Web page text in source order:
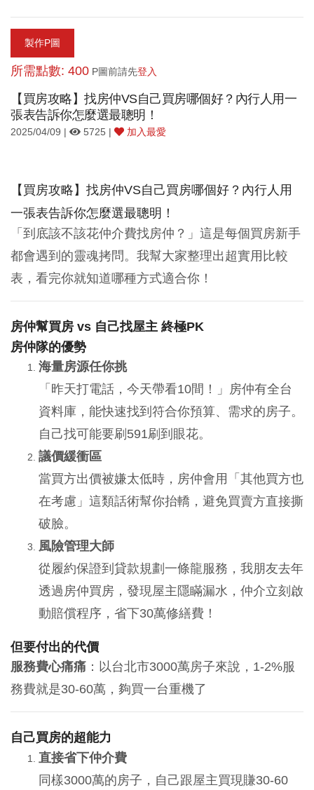
製作P圖
所需點數: 400 P圖前請先登入
【買房攻略】找房仲VS自己買房哪個好？內行人用一
張表告訴你怎麼選最聰明！
2025/04/09 | 5725 | 加入最愛
【買房攻略】找房仲VS自己買房哪個好？內行人用
一張表告訴你怎麼選最聰明！
「到底該不該花仲介費找房仲？」這是每個買房新手
都會遇到的靈魂拷問。我幫大家整理出超實用比較
表，看完你就知道哪種方式適合你！
房仲幫買房 vs 自己找屋主 終極PK
房仲隊的優勢
海量房源任你挑
「昨天打電話，今天帶看10間！」房仲有全台
資料庫，能快速找到符合你預算、需求的房子。
自己找可能要刷591刷到眼花。
議價緩衝區
當買方出價被嫌太低時，房仲會用「其他買方也
在考慮」這類話術幫你抬轎，避免買賣方直接撕
破臉。
風險管理大師
從履約保證到貸款規劃一條龍服務，我朋友去年
透過房仲買房，發現屋主隱瞞漏水，仲介立刻啟
動賠償程序，省下30萬修繕費！
但要付出的代價
服務費心痛痛 ：以台北市3000萬房子來說，1-2%服
務費就是30-60萬，夠買一台重機了
自己買房的超能力
直接省下仲介費
同樣3000萬的房子，自己跟屋主買現賺30-60